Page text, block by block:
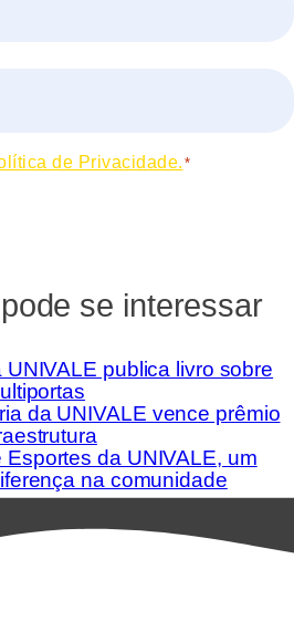
de Privacidade. *
se interessar
publica livro sobre
da UNIVALE vence prêmio
da UNIVALE, um
na comunidade